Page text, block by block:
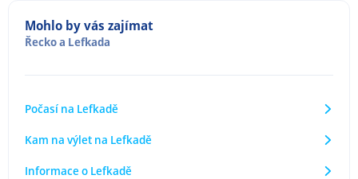
Mohlo by vás zajímat
Řeckoa Lefkada
Počasí na Lefkadě
Kam na výlet na Lefkadě
Informace o Lefkadě